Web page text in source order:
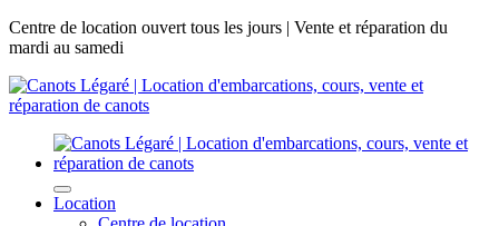
Centre de location ouvert tous les jours | Vente et réparation du
mardi au samedi
Location